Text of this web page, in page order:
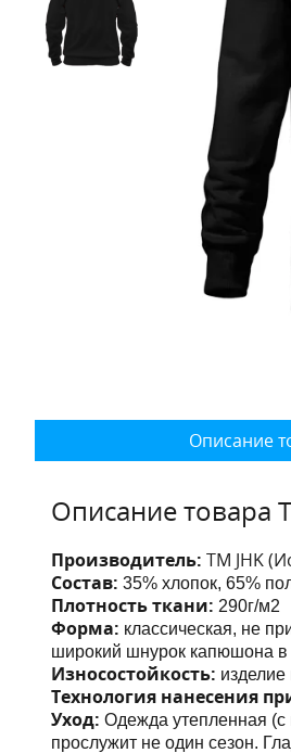
Описание
Описание товара
Производитель: ТМ JHK
Состав: 35% хлопок, 65%
Плотность ткани: 290г/м2
Форма: классическая, не
широкий шнурок капюшона в
Износостойкость:
Технология нанесения
Уход: Одежда утепленная (с
прослужит не один сезон.